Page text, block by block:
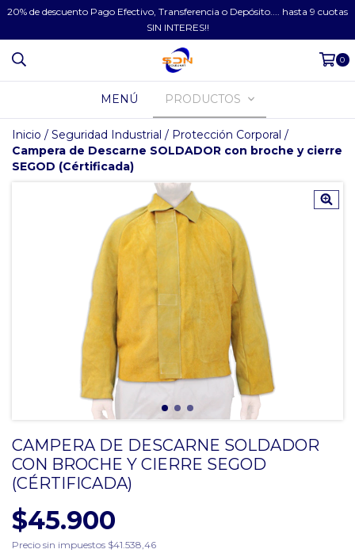
20% de descuento Pago Efectivo, Transferencia o Depósito.... hasta 9 cuotas
SIN INTERES!!
0
MENÚ PRODUCTOS
Inicio / Seguridad Industrial / Protección Corporal /
Campera de Descarne SOLDADOR con broche y cierre
SEGOD (Cértificada)
CAMPERA DE DESCARNE SOLDADOR
CON BROCHE Y CIERRE SEGOD
(CÉRTIFICADA)
$45.900
Precio sin impuestos $41.538,46